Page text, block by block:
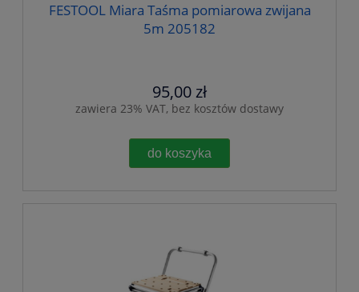
FESTOOL Miara Taśma pomiarowa zwijana
5m 205182
95,00 zł
zawiera 23% VAT, bez kosztów dostawy
do koszyka